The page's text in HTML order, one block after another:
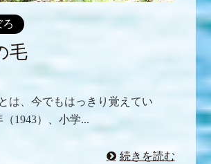
毛
は、今でもはっきり覚えてい
1943）、小学...
続きを読む